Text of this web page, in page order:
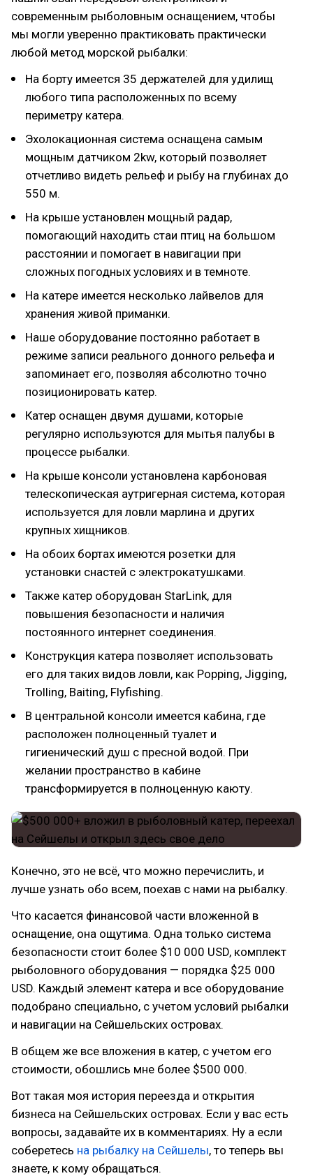
современным рыболовным оснащением, чтобы
мы могли уверенно практиковать практически
любой метод морской рыбалки:
На борту имеется 35 держателей для удилищ
любого типа расположенных по всему
периметру катера.
Эхолокационная система оснащена самым
мощным датчиком 2kw, который позволяет
отчетливо видеть рельеф и рыбу на глубинах до
550 м.
На крыше установлен мощный радар,
помогающий находить стаи птиц на большом
расстоянии и помогает в навигации при
сложных погодных условиях и в темноте.
На катере имеется несколько лайвелов для
хранения живой приманки.
Наше оборудование постоянно работает в
режиме записи реального донного рельефа и
запоминает его, позволяя абсолютно точно
позиционировать катер.
Катер оснащен двумя душами, которые
регулярно используются для мытья палубы в
процессе рыбалки.
На крыше консоли установлена карбоновая
телескопическая аутригерная система, которая
используется для ловли марлина и других
крупных хищников.
На обоих бортах имеются розетки для
установки снастей с электрокатушками.
Также катер оборудован StarLink, для
повышения безопасности и наличия
постоянного интернет соединения.
Конструкция катера позволяет использовать
его для таких видов ловли, как Popping, Jigging,
Trolling, Baiting, Flyfishing.
В центральной консоли имеется кабина, где
расположен полноценный туалет и
гигиенический душ с пресной водой. При
желании пространство в кабине
трансформируется в полноценную каюту.
Конечно, это не всё, что можно перечислить, и
лучше узнать обо всем, поехав с нами на рыбалку.
Что касается финансовой части вложенной в
оснащение, она ощутима. Одна только система
безопасности стоит более $10 000 USD, комплект
рыболовного оборудования — порядка $25 000
USD. Каждый элемент катера и все оборудование
подобрано специально, с учетом условий рыбалки
и навигации на Сейшельских островах.
В общем же все вложения в катер, с учетом его
стоимости, обошлись мне более $500 000.
Вот такая моя история переезда и открытия
бизнеса на Сейшельских островах. Если у вас есть
вопросы, задавайте их в комментариях. Ну а если
соберетесь на рыбалку на Сейшелы, то теперь вы
знаете, к кому обращаться.